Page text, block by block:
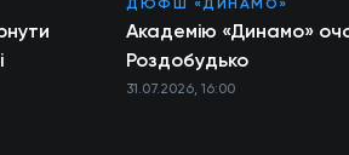
Академію «Динамо»
Роздобудько
31.07.2026, 16:00